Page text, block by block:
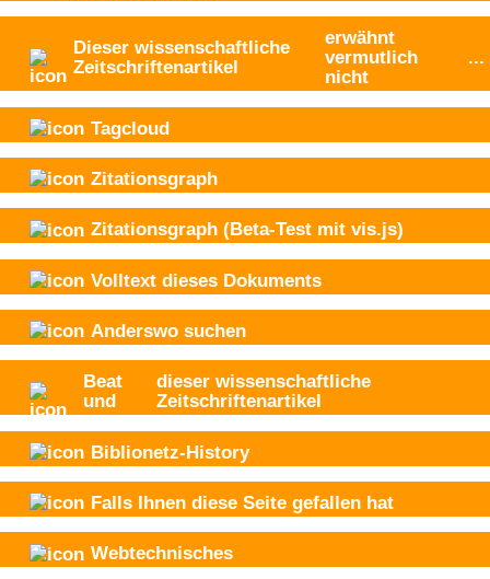
Dieser wissenschaftliche
Zeitschriftenartikel
erwähnt
vermutlich
nicht
...
Tagcloud
Zitationsgraph
Zitationsgraph (Beta-Test mit vis.js)
Volltext dieses Dokuments
Anderswo suchen
Beat
und
dieser wissenschaftliche
Zeitschriftenartikel
Biblionetz-History
Falls Ihnen diese Seite gefallen hat
Webtechnisches